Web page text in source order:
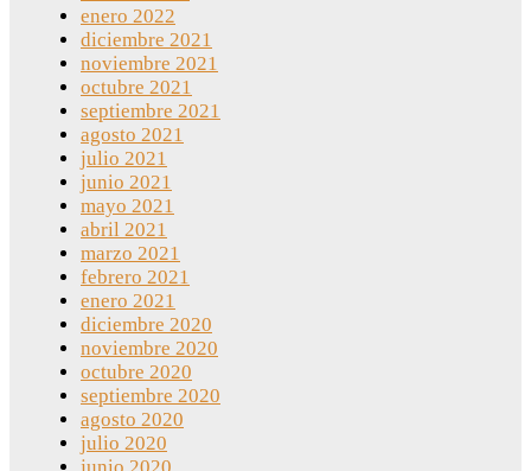
enero 2022
diciembre 2021
noviembre 2021
octubre 2021
septiembre 2021
agosto 2021
julio 2021
junio 2021
mayo 2021
abril 2021
marzo 2021
febrero 2021
enero 2021
diciembre 2020
noviembre 2020
octubre 2020
septiembre 2020
agosto 2020
julio 2020